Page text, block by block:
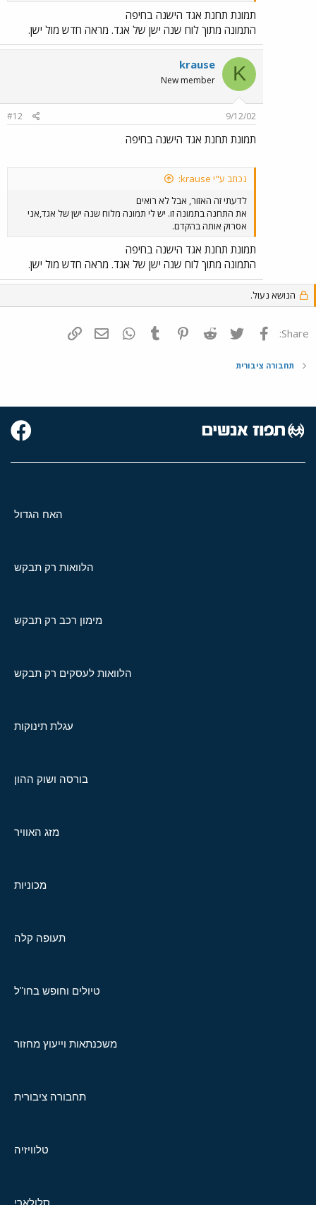
תמונת תחנת אגד הישנה בחיפה
התמונה מתוך לוח שנה ישן של אגד. מראה חדש מול ישן.
K
krause
New member
9/12/02
#12
תמונת תחנת אגד הישנה בחיפה
נכתב ע"י krause:
לדעתי זה האזור, אבל לא רואים
את התחנה בתמונה זו. יש לי תמונה מלוח שנה ישן של אגד,אני
אסרוק אותה בהקדם.
תמונת תחנת אגד הישנה בחיפה
התמונה מתוך לוח שנה ישן של אגד. מראה חדש מול ישן.
הנושא נעול.
Share: פייסבוק Twitter
Reddit
Pinterest
Tumblr
WhatsAppדואר אלקטרוני
תחבורה ציבורית
האח הגדול
הלוואות רק תבקש
מימון רכב רק תבקש
הלוואות לעסקים רק תבקש
עגלת תינוקות
בורסה ושוק ההון
מזג האוויר
מכוניות
תעופה קלה
טיולים וחופש בחו"ל
משכנתאות וייעוץ מחזור
תחבורה ציבורית
טלוויזיה
סלולארי